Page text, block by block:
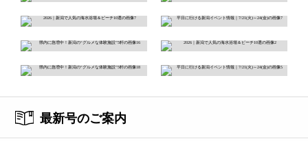
最新号のご案内